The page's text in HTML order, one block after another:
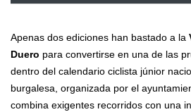
Apenas dos ediciones han bastado a la
Duero para convertirse en una de las
dentro del calendario ciclista júnior
burgalesa, organizada por el
combina exigentes recorridos con una